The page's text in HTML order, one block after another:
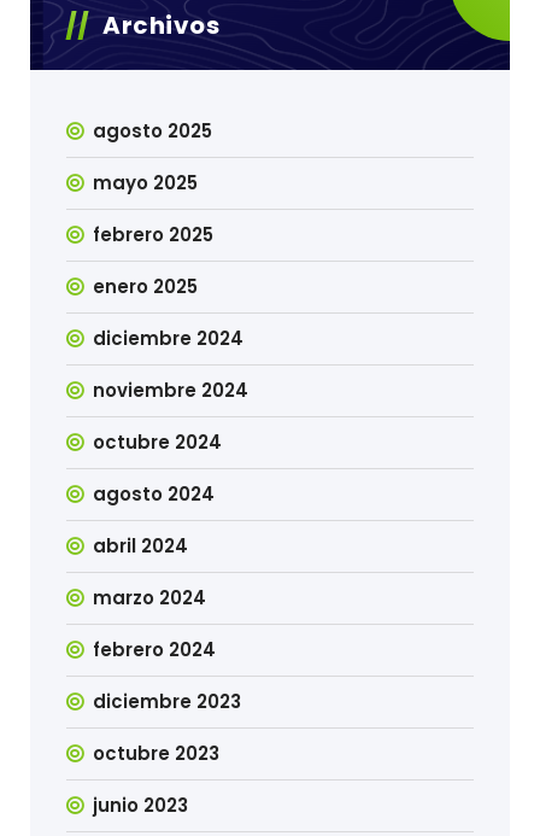
Archivos
agosto 2025
mayo 2025
febrero 2025
enero 2025
diciembre 2024
noviembre 2024
octubre 2024
agosto 2024
abril 2024
marzo 2024
febrero 2024
diciembre 2023
octubre 2023
junio 2023